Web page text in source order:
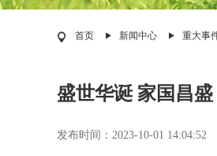
首页 新闻中心 重大事
盛世华诞 家国昌盛
发布时间：2023-10-01 14:04:52